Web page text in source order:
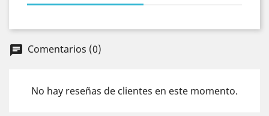
chat Comentarios (0)
No hay reseñas de clientes en este momento.